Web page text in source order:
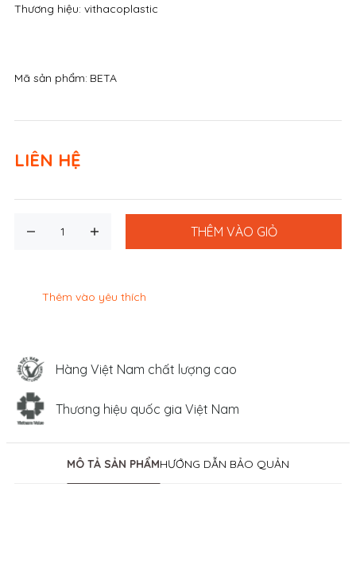
Thương hiệu: vithacoplastic
LIÊN HỆ
THÊM VÀO GIỎ
Thêm vào yêu thích
Mã sản phẩm: BETA
Hàng Việt Nam chất lượng cao
Thương hiệu quốc gia Việt Nam
MÔ TẢ SẢN PHẨMHƯỚNG DẪN BẢO QUẢN